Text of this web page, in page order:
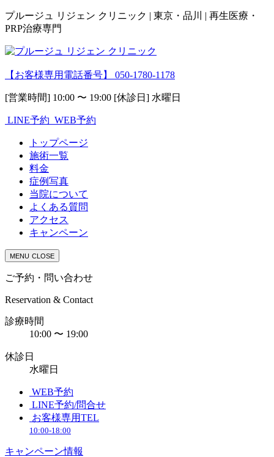
プルージュ リジェン クリニック | 東京・品川 | 再生医療・
PRP治療専門
【お客様専用電話番号】 050-1780-1178
[営業時間] 10:00 〜 19:00 [休診日] 水曜日
LINE予約 WEB予約
トップページ
施術一覧
料金
症例写真
当院について
よくある質問
アクセス
キャンペーン
MENU CLOSE
ご予約・問い合わせ
Reservation & Contact
診療時間
10:00 〜 19:00
休診日
水曜日
WEB予約
LINE予約/問合せ
お客様専用TEL
10:00-18:00
キャンペーン情報